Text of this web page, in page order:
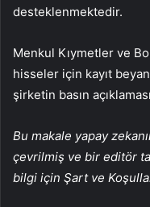
desteklenmektedir.
Menkul Kıymetler ve
hisseler için kayıt
şirketin basın
Bu makale yapay
çevrilmiş ve bir editör
bilgi için Şart ve